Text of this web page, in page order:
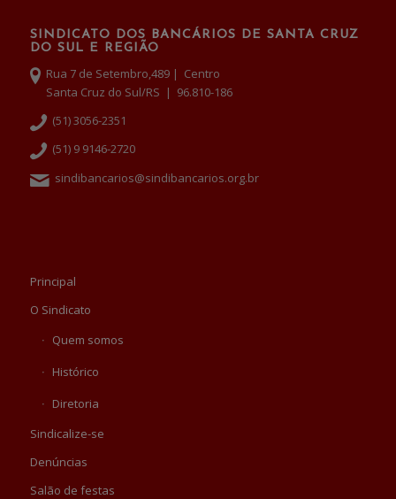
SINDICATO DOS BANCÁRIOS DE SANTA CRUZ
DO SUL E REGIÃO
Rua 7 de Setembro,489 | Centro
Santa Cruz do Sul/RS | 96.810-186
(51) 3056-2351
(51) 9 9146-2720
sindibancarios@sindibancarios.org.br
Principal
O Sindicato
Quem somos
Histórico
Diretoria
Sindicalize-se
Denúncias
Salão de festas